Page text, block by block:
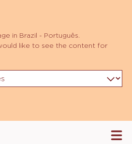
in Brazil - Português.
like to see the content for